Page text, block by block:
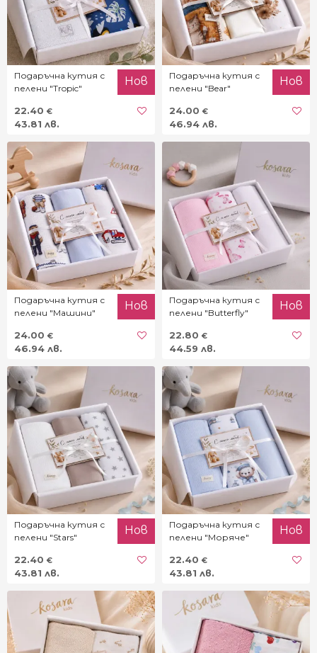
Подаръчна кутия с
пелени "Tropic"
Нов
22.40 €
43.81 лв.
Подаръчна кутия с
пелени "Bear"
Нов
24.00 €
46.94 лв.
Подаръчна кутия с
пелени "Машини"
Нов
24.00 €
46.94 лв.
Подаръчна кутия с
пелени "Butterfly"
Нов
22.80 €
44.59 лв.
Подаръчна кутия с
пелени "Stars"
Нов
22.40 €
43.81 лв.
Подаръчна кутия с
пелени "Моряче"
Нов
22.40 €
43.81 лв.